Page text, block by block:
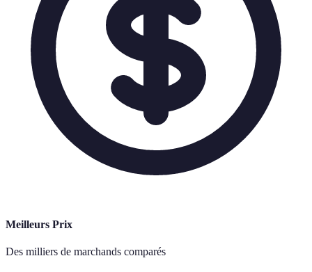
Meilleurs Prix
Des milliers de marchands comparés